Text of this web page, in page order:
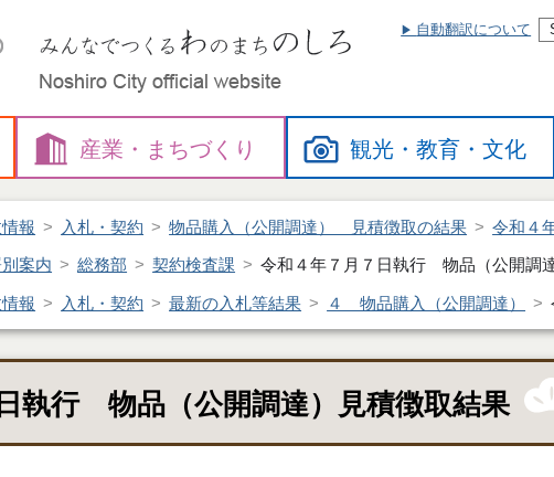
自動翻訳について
産業・ まちづくり 観光・教育・文化
報 入札・契約 物品購入（公開調達） 見積徴取の結果 令和４
案内 総務部 契約検査課 令和４年７月７日執行 物品（公開調
報 入札・契約 最新の入札等結果 ４ 物品購入（公開調達）
執行 物品（公開調達）見積徴取結果